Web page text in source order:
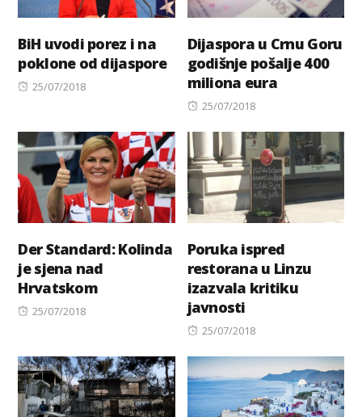
BiH uvodi porez i na
poklone od dijaspore
Posted
25/07/2018
Dijaspora u Crnu Goru
godišnje pošalje 400
miliona eura
Posted
25/07/2018
Der Standard: Kolinda
je sjena nad
Hrvatskom
Posted
25/07/2018
Poruka ispred
restorana u Linzu
izazvala kritiku
javnosti
Posted
25/07/2018